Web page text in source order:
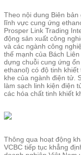
Theo nội dung Biên
lĩnh vực cung ứng
Prosper Link Trading
động sản xuất công
và các ngành công
thế mạnh của Bách
dựng chuỗi cung ứng
ethanol) có độ tinh
khe của ngành điện tử.
làm sạch linh kiện điện
các hóa chất tinh khiết
Thông qua hoạt động
VCBC tiếp tục khẳng